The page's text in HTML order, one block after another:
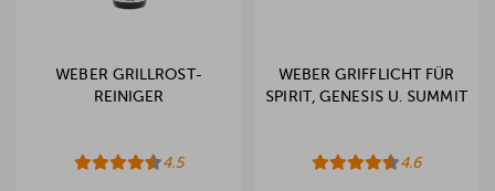
WEBER GRILLROST-
REINIGER
4.5
WEBER GRIFFLICHT FÜR
SPIRIT, GENESIS U. SUMMIT
4.6